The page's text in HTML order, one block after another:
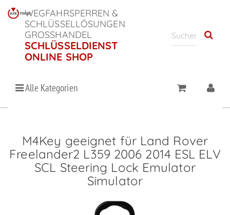
WEGFAHRSPERREN &
SCHLÜSSELLÖSUNGEN
GROSSHANDEL
SCHLÜSSELDIENST
ONLINE SHOP
Alle Kategorien
M4Key geeignet für Land Rover
Freelander2 L359 2006 2014 ESL ELV
SCL Steering Lock Emulator
Simulator